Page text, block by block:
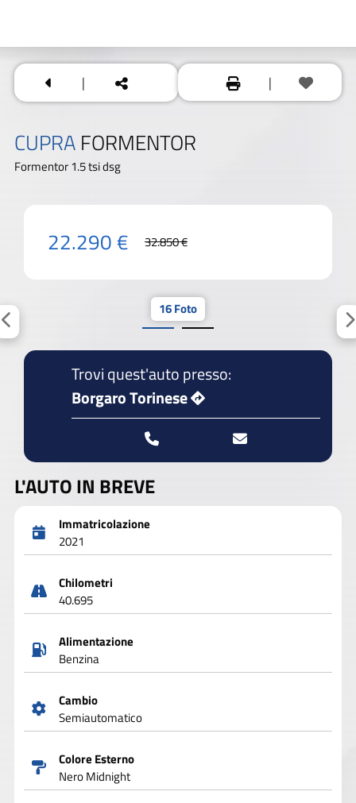
| |
CUPRA FORMENTOR
Formentor 1.5 tsi dsg
22.290 € 32.850 €
16 Foto
Trovi quest'auto presso:
Borgaro Torinese
L'AUTO IN BREVE
Immatricolazione
2021
Chilometri
40.695
Alimentazione
Benzina
Cambio
Semiautomatico
Colore Esterno
Nero Midnight